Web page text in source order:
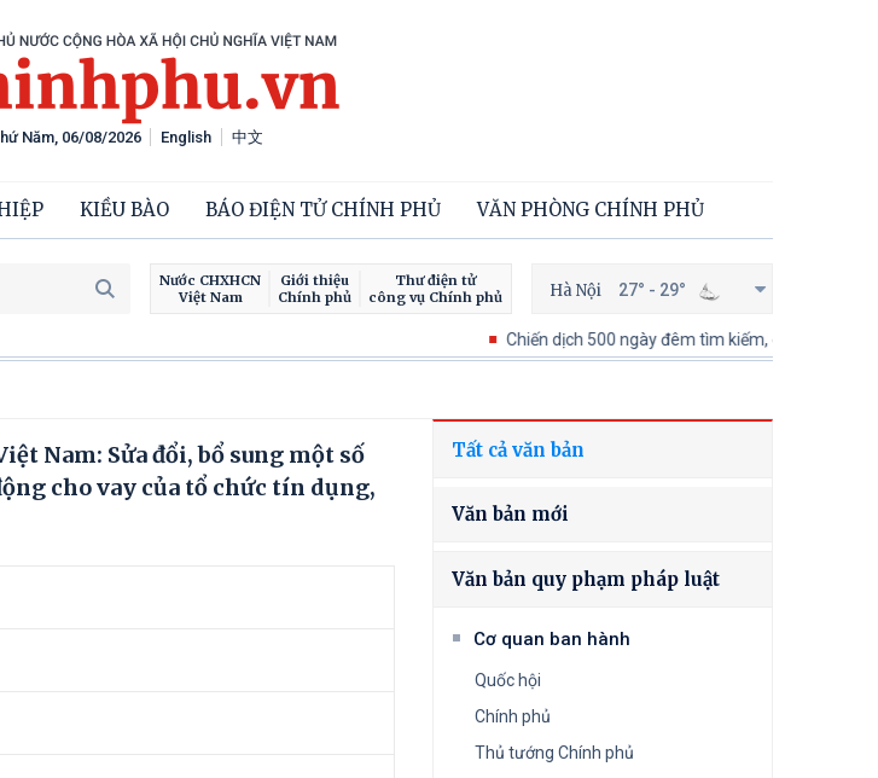
English 中文
KIỀU BÀO BÁO ĐIỆN TỬ CHÍNH PHỦ VĂN PHÒNG CHÍNH PHỦ
Năm, 06/08/2026
Nước CHXHCN
Việt Nam
Giới thiệu
Chính phủ
Thư điện tử
công vụ Chính phủ
Hà Nội 27° - 29°
Chiến dịch 500 ngày đêm tìm kiếm, quy tập và xác định
Nam: Sửa đổi, bổ sung một số
cho vay của tổ chức tín dụng,
Tất cả văn bản
Văn bản mới
Văn bản quy phạm pháp luật
Cơ quan ban hành
Quốc hội
Chính phủ
Thủ tướng Chính phủ